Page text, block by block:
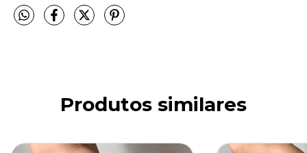
Produtos similares